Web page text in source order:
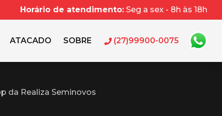
Horário de atendimento: Seg a sex - 8h às 18h
ATACADO SOBRE (27)99900-0075
da Realiza Seminovos